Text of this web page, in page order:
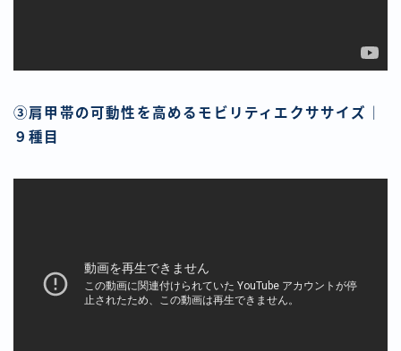
③肩甲帯の可動性を高めるモビリティエクササイズ｜
９種目